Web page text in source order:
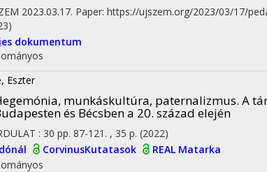
2023.03.17. Paper: https://ujszem.org/2023/03/17/
dokumentum
Eszter
munkáskultúra, paternalizmus. A
és Bécsben a 20. század elején
: 30 pp. 87-121. , 35 p. (2022)
CorvinusKutatasok REAL Matarka